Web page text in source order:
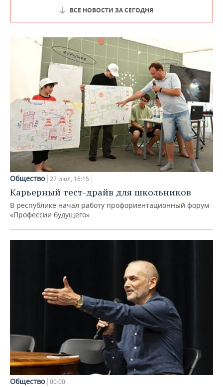
ВСЕ НОВОСТИ ЗА СЕГОДНЯ
Общество 27 июл, 16:15
Карьерный тест-драйв для школьников
В республике начал работу профориентационный форум
«Профессии будущего»
Общество 00:00